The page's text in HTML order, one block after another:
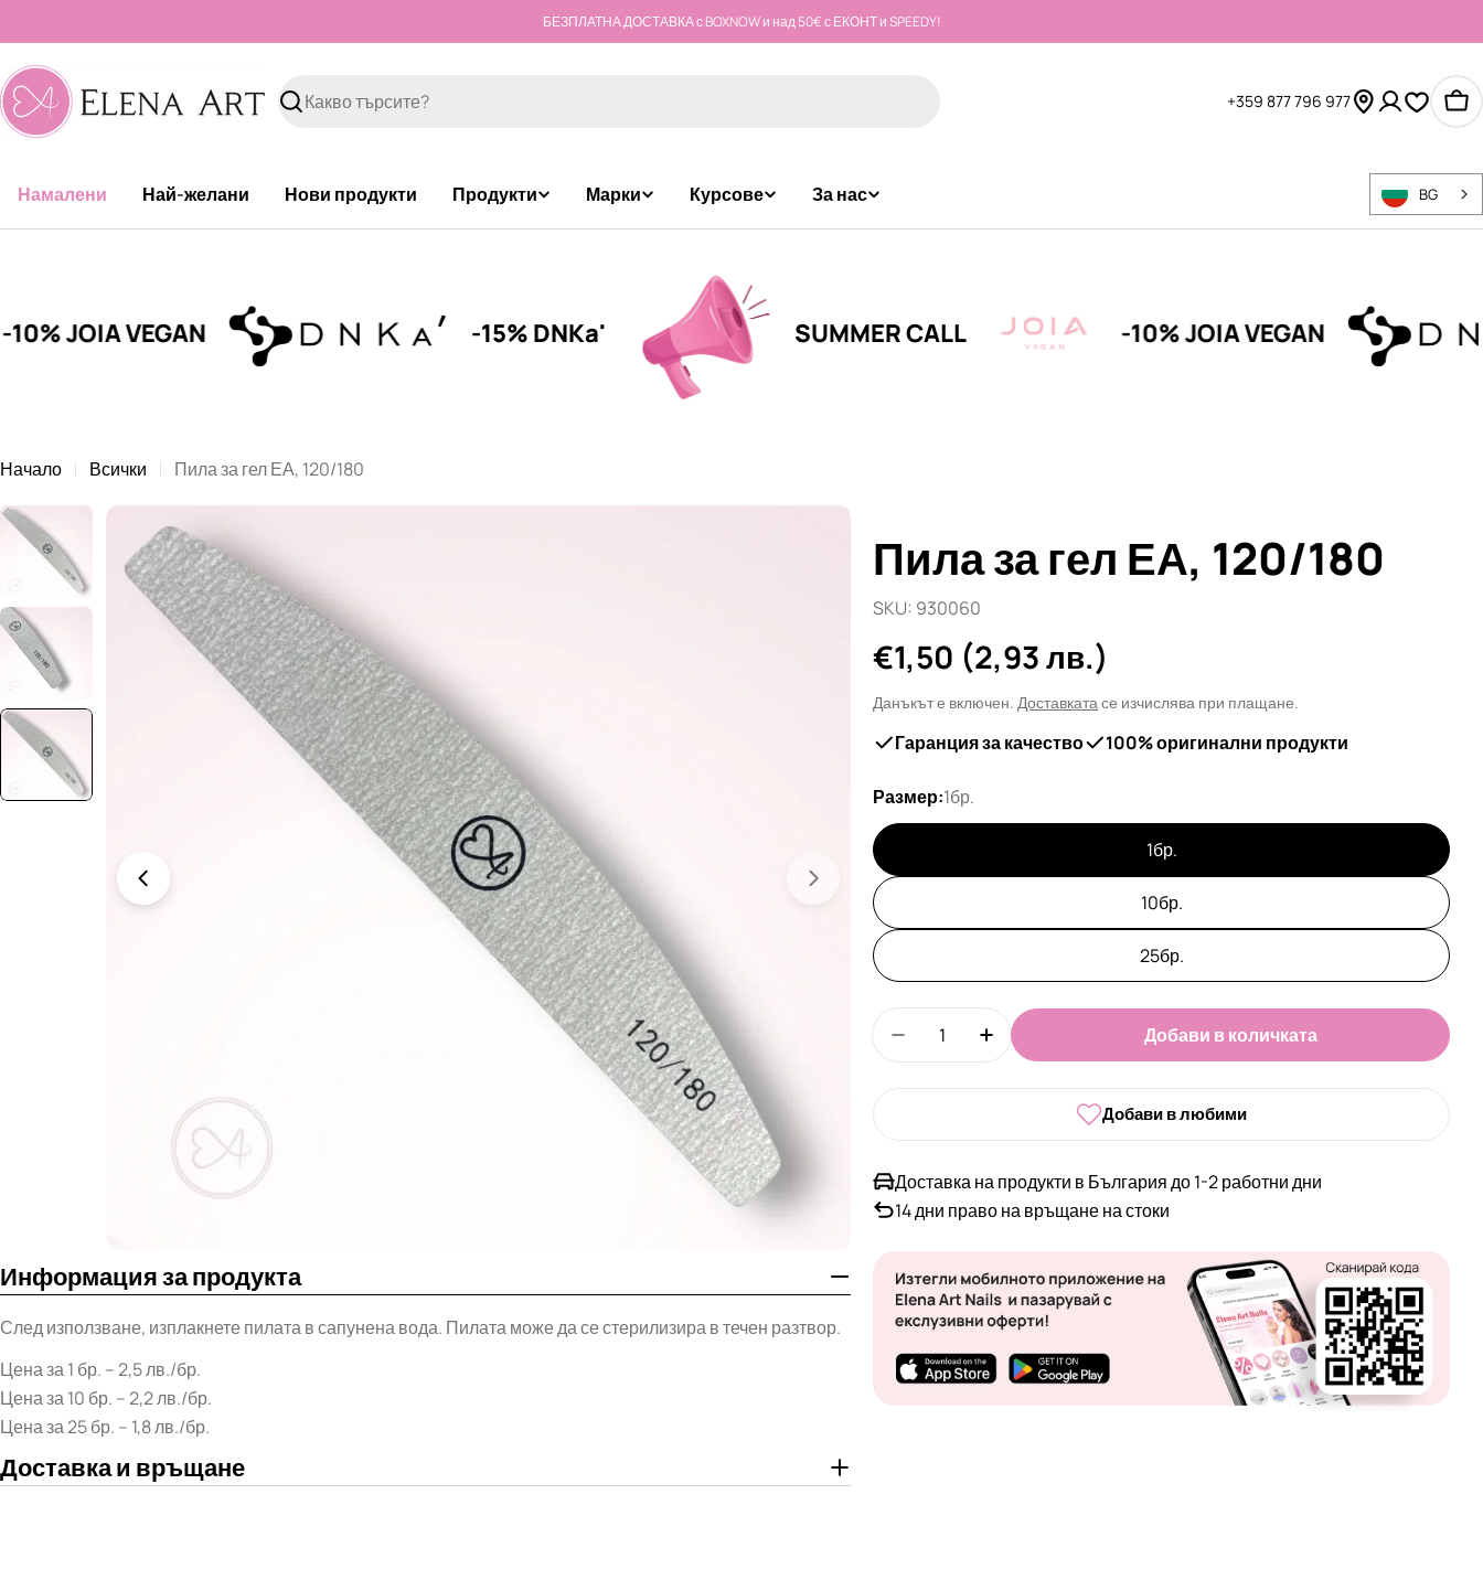
съдържанието
БЕЗПЛАТНА ДОСТАВКА с BOXNOW и над 50€ с ЕКОНТ и SPEEDY!
Търсене
+359 877 796 977
Намалени Най-желани Нови продукти Продукти Марки Курсове За нас BG
VEGAN -15% DNKa' SUMMER CALL -10% JOIA VEGAN
Начало Всички Пила за гел ЕА, 120/180
Отвори медия 2 в прозорец
Информация за продукта
След използване, изплакнете пилата в сапунена вода. Пилата може да се стерилизира в течен разтвор.
Цена за 1 бр. – 2,5 лв./бр.
Цена за 10 бр. – 2,2 лв./бр.
Цена за 25 бр. – 1,8 лв./бр.
Доставка и връщане
Пила за гел ЕА, 120/180
SKU: 930060
Редовна
цена
€1,50 (2,93 лв.)
Данъкът е включен.Доставкатасе изчислява при плащане.
Гаранция за качество 100% оригинални продукти
Размер:1бр.
1бр.
10бр.
25бр.
Намали количеството за Пила за гел ЕА, 120/180
Увеличи количеството за Пила за гел ЕА, 120/180
Добави в количката
Добави в любими
Доставка на продукти в България до 1-2 работни дни
14 дни право на връщане на стоки